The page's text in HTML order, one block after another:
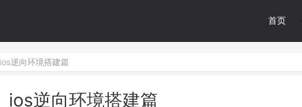
首页
ios逆向环境搭建篇
ios逆向环境搭建篇